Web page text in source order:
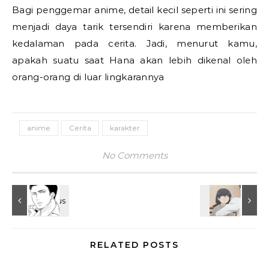
Bagi penggemar anime, detail kecil seperti ini sering
menjadi daya tarik tersendiri karena memberikan
kedalaman pada cerita. Jadi, menurut kamu,
apakah suatu saat Hana akan lebih dikenal oleh
orang-orang di luar lingkarannya
anime Cerita karakter
No Comments
RELATED POSTS